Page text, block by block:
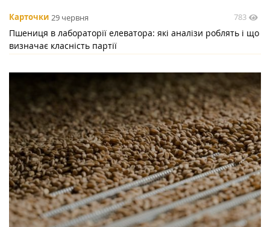
Карточки 29 червня 783
Пшениця в лабораторії елеватора: які аналізи роблять і що
визначає класність партії